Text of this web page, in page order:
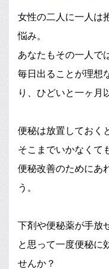
女性の二人に一人は
悩み。
あなたもその一人で
毎日出ることが理想
り、ひどいと一ヶ月
便秘は放置しておく
そこまでいかなくて
便秘改善のためにあ
う。
下剤や便秘薬が手放
と思って一度便秘に
せんか？